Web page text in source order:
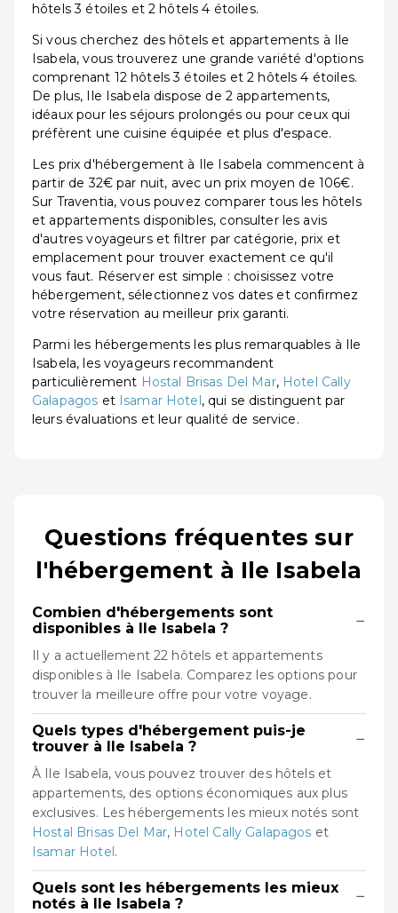
hôtels 3 étoiles et 2 hôtels 4 étoiles.
Si vous cherchez des hôtels et appartements à Ile
Isabela, vous trouverez une grande variété d'options
comprenant 12 hôtels 3 étoiles et 2 hôtels 4 étoiles.
De plus, Ile Isabela dispose de 2 appartements,
idéaux pour les séjours prolongés ou pour ceux qui
préfèrent une cuisine équipée et plus d'espace.
Les prix d'hébergement à Ile Isabela commencent à
partir de 32€ par nuit, avec un prix moyen de 106€.
Sur Traventia, vous pouvez comparer tous les hôtels
et appartements disponibles, consulter les avis
d'autres voyageurs et filtrer par catégorie, prix et
emplacement pour trouver exactement ce qu'il
vous faut. Réserver est simple : choisissez votre
hébergement, sélectionnez vos dates et confirmez
votre réservation au meilleur prix garanti.
Parmi les hébergements les plus remarquables à Ile
Isabela, les voyageurs recommandent
particulièrement Hostal Brisas Del Mar, Hotel Cally
Galapagos et Isamar Hotel, qui se distinguent par
leurs évaluations et leur qualité de service.
Questions fréquentes sur
l'hébergement à Ile Isabela
Combien d'hébergements sont
disponibles à Ile Isabela ?
−
Il y a actuellement 22 hôtels et appartements
disponibles à Ile Isabela. Comparez les options pour
trouver la meilleure offre pour votre voyage.
Quels types d'hébergement puis-je
trouver à Ile Isabela ?
−
À Ile Isabela, vous pouvez trouver des hôtels et
appartements, des options économiques aux plus
exclusives. Les hébergements les mieux notés sont
Hostal Brisas Del Mar, Hotel Cally Galapagos et
Isamar Hotel.
Quels sont les hébergements les mieux
notés à Ile Isabela ?
−